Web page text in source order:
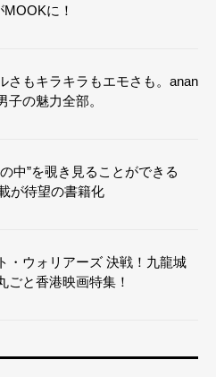
MOOKに！
さもキラキラもエモさも。anan
子の魅力全部。
中”を覗き見ることができる
が待望の書籍化
・ウォリアーズ 決戦！九龍城
ごと香港映画特集！